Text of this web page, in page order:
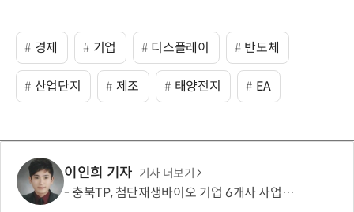
경제 기업 디스플레이 반도체
산업단지 제조 태양전지 EA
이인희 기자 기사 더보기
충북TP, 첨단재생바이오 기업 6개사 사업화 본격 지원